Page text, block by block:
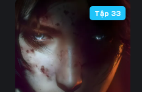
47
49
52
55
Tập 33